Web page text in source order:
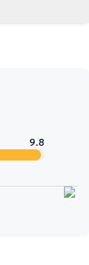
9.8